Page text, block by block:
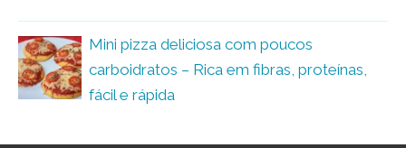
Mini pizza deliciosa com poucos
carboidratos – Rica em fibras, proteínas,
fácil e rápida